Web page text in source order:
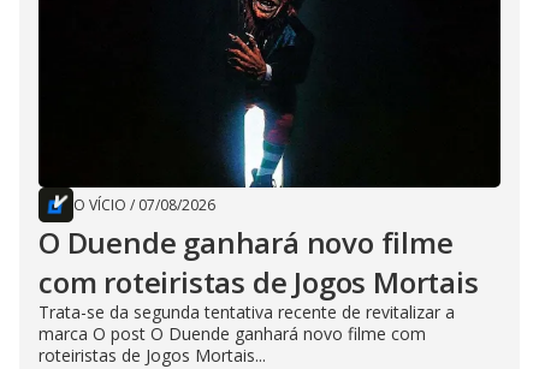
O VÍCIO / 07/08/2026
O Duende ganhará novo filme
com roteiristas de Jogos Mortais
Trata-se da segunda tentativa recente de revitalizar a
marca O post O Duende ganhará novo filme com
roteiristas de Jogos Mortais...